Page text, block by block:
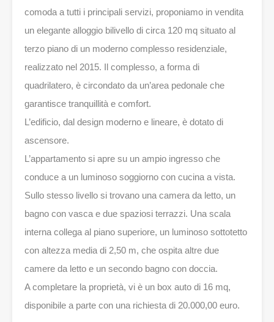
comoda a tutti i principali servizi, proponiamo in vendita
un elegante alloggio bilivello di circa 120 mq situato al
terzo piano di un moderno complesso residenziale,
realizzato nel 2015. Il complesso, a forma di
quadrilatero, è circondato da un’area pedonale che
garantisce tranquillità e comfort.
L’edificio, dal design moderno e lineare, è dotato di
ascensore.
L’appartamento si apre su un ampio ingresso che
conduce a un luminoso soggiorno con cucina a vista.
Sullo stesso livello si trovano una camera da letto, un
bagno con vasca e due spaziosi terrazzi. Una scala
interna collega al piano superiore, un luminoso sottotetto
con altezza media di 2,50 m, che ospita altre due
camere da letto e un secondo bagno con doccia.
A completare la proprietà, vi è un box auto di 16 mq,
disponibile a parte con una richiesta di 20.000,00 euro.